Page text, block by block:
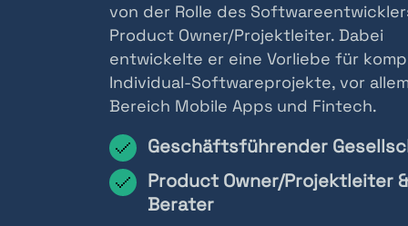
von der Rolle des
Product Owner/Projektleiter. Dabei
entwickelte er eine Vorliebe für
Individual-Softwareprojekte, vor
Bereich Mobile Apps und Fintech.
Geschäftsführender
Product Owner/Projektleiter
Berater